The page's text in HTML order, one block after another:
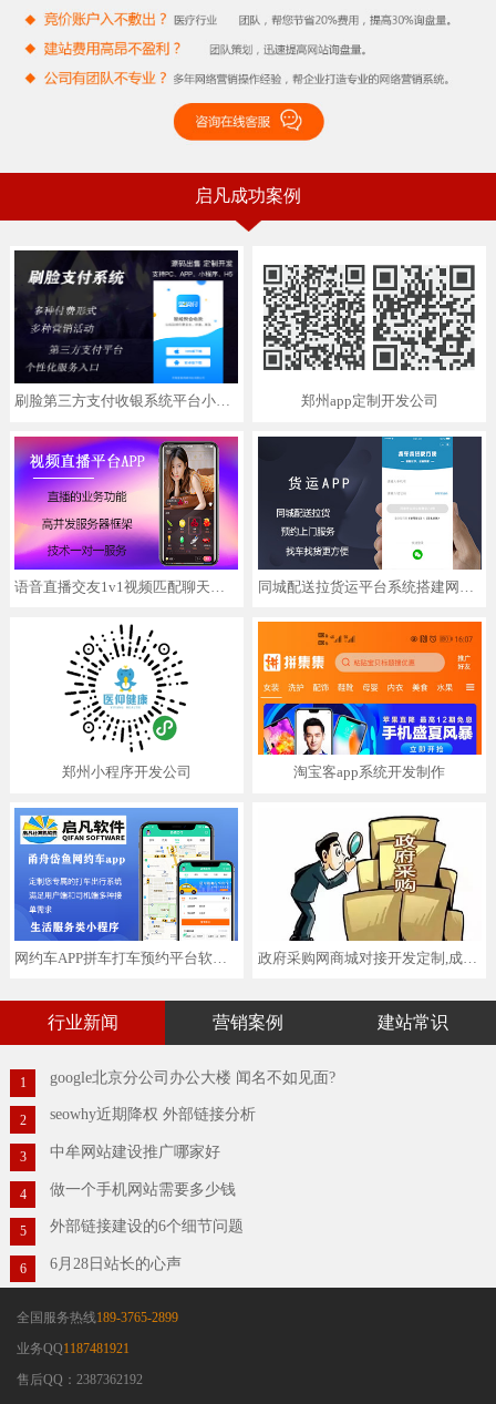
启凡成功案例
刷脸第三方支付收银系统平台小程序商家微信支付宝银联云闪付独立app定制 郑州app定制开发公司
郑州小程序开发公司 淘宝客app系统开发制作
政府采购网商城对接开发定制,成熟产品,低至8000元起
行业新闻 营销案例 建站常识
1 google北京分公司办公大楼 闻名不如见面?
2 seowhy近期降权 外部链接分析
3 中牟网站建设推广哪家好
4 做一个手机网站需要多少钱
5 外部链接建设的6个细节问题
6 6月28日站长的心声
全国服务热线189-3765-2899
业务QQ1187481921
售后QQ：2387362192